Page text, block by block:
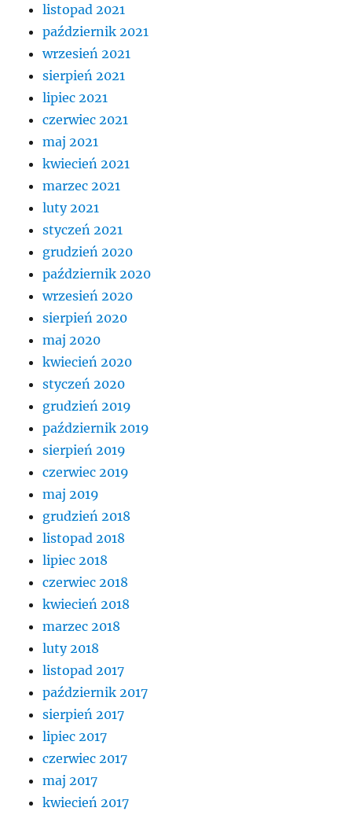
listopad 2021
październik 2021
wrzesień 2021
sierpień 2021
lipiec 2021
czerwiec 2021
maj 2021
kwiecień 2021
marzec 2021
luty 2021
styczeń 2021
grudzień 2020
październik 2020
wrzesień 2020
sierpień 2020
maj 2020
kwiecień 2020
styczeń 2020
grudzień 2019
październik 2019
sierpień 2019
czerwiec 2019
maj 2019
grudzień 2018
listopad 2018
lipiec 2018
czerwiec 2018
kwiecień 2018
marzec 2018
luty 2018
listopad 2017
październik 2017
sierpień 2017
lipiec 2017
czerwiec 2017
maj 2017
kwiecień 2017